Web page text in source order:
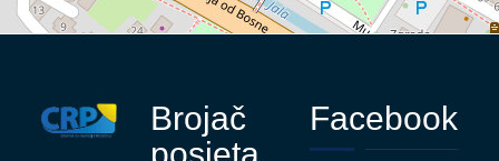
Brojač
Facebook